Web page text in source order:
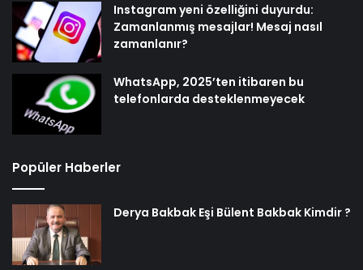
Instagram yeni özelliğini duyurdu:
Zamanlanmış mesajlar! Mesaj nasıl
zamanlanır?
WhatsApp, 2025’ten itibaren bu
telefonlarda desteklenmeyecek
Popüler Haberler
Derya Bakbak Eşi Bülent Bakbak Kimdir ?